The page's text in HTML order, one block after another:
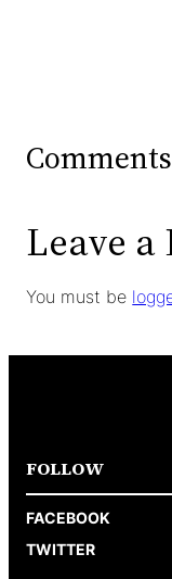
Comments
Leave a
You must be
FOLLOW
FACEBOOK
TWITTER